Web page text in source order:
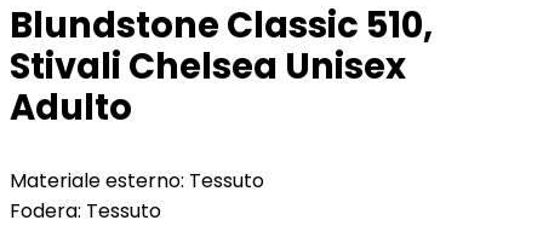
Blundstone Classic 510,
Stivali Chelsea Unisex
Adulto
Materiale esterno: Tessuto
Fodera: Tessuto